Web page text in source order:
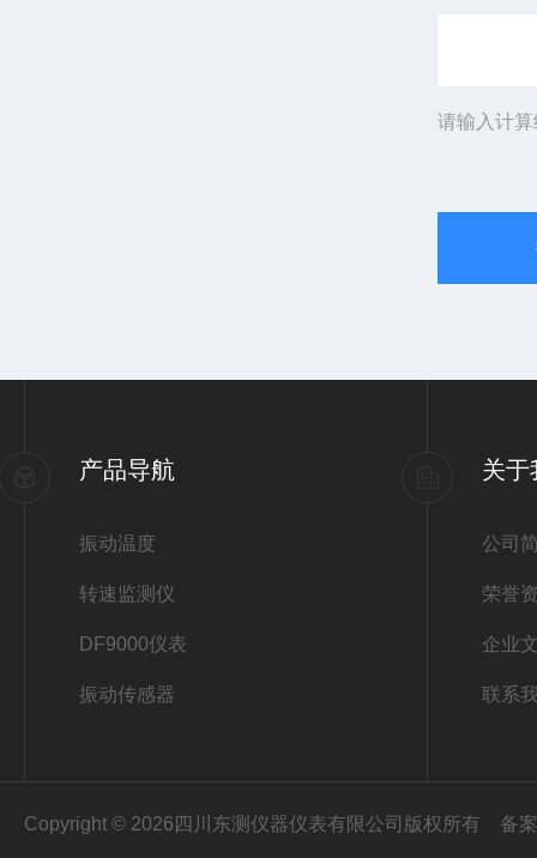
请输入计
产品导航
振动温度
转速监测仪
DF9000仪表
振动传感器
关于
公司
荣誉
企业
联系
Copyright © 2026四川东测仪器仪表有限公司版权所有 备